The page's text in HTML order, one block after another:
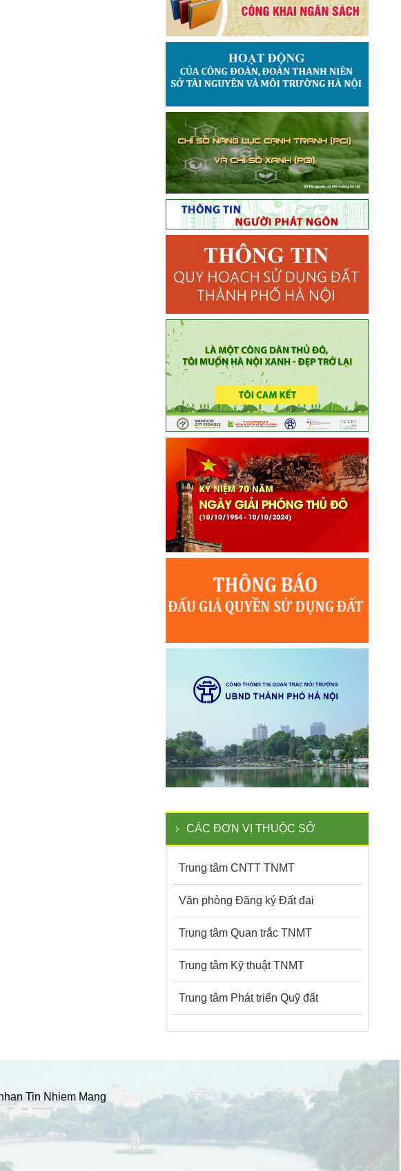
CÁC ĐƠN VỊ THUỘC SỞ
Trung tâm CNTT TNMT
Văn phòng Đăng ký Đất đai
Trung tâm Quan trắc TNMT
Trung tâm Kỹ thuật TNMT
Trung tâm Phát triển Quỹ đất